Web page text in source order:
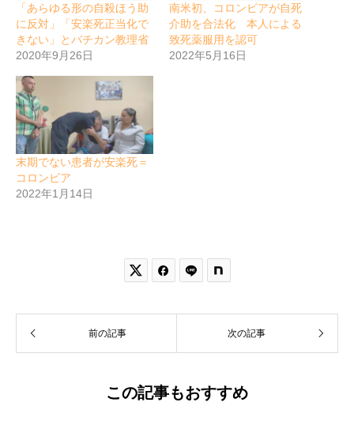
「あらゆる形の自殺ほう助
に反対」「安楽死正当化で
きない」とバチカン教理省
2020年9月26日
南米初、コロンビアが自死
介助を合法化 本人による
致死薬服用を認可
2022年5月16日
末期でない患者が安楽死＝
コロンビア
2022年1月14日
 
前の記事 次の記事
この記事もおすすめ